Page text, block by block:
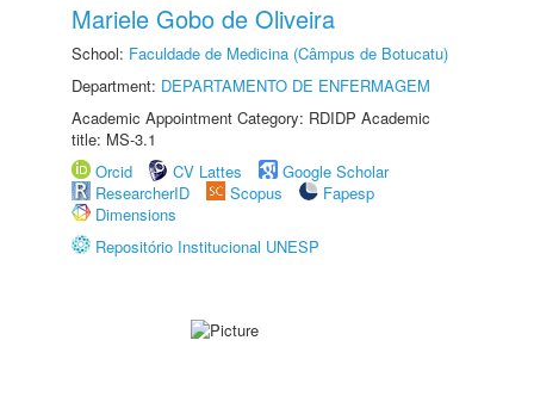
Mariele Gobo de Oliveira
School: Faculdade de Medicina (Câmpus de Botucatu)
Department: DEPARTAMENTO DE ENFERMAGEM
Academic Appointment Category: RDIDP Academic
title: MS-3.1
Orcid
CV Lattes
Google Scholar
ResearcherID
Scopus
Fapesp
Dimensions
Repositório Institucional UNESP